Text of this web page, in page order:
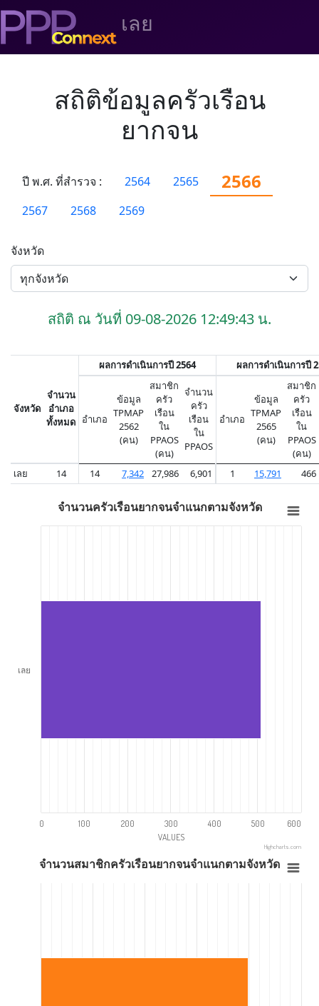
เลย
สถิติข้อมูลครัวเรือน
ยากจน
ปี พ.ศ. ที่สำรวจ : 2564 2565 2566
2567 2568 2569
จังหวัด
สถิติ ณ วันที่ 09-08-2026 12:49:43 น.
จังหวัด
จำนวน
อำเภอ
ทั้งหมด
ผลการดำเนินการปี 2564 ผลการดำเนินการปี
อำเภอ
ข้อมูล
TPMAP
2562
(คน)
สมาชิก
ครัว
เรือน
ใน
PPAOS
(คน)
จำนวน
ครัว
เรือน
ใน
PPAOS
อำเภอ
ข้อมูล
TPMAP
2565
(คน)
สมาชิก
ครัว
เรือน
ใน
PPAOS
(คน)
เลย
14 14 7,342 27,986 6,901 1 15,791 466
VALUES
จำนวนครัวเรือนยากจนจำแนกตามจังหวัด
เลย
0 100 200 300 400 500 600
Highcharts.com
จำนวนสมาชิกครัวเรือนยากจนจำแนกตามจังหวัด